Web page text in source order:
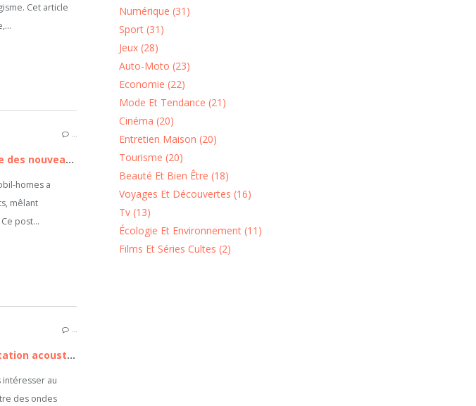
Cet article
…
L'esthétique extérieure des nouveaux modèles de mobil homes
homes a
mêlant
post...
…
Le phénomène de cavitation acoustique expliqué
intéresser au
des ondes
Numérique (31)
Sport (31)
Jeux (28)
Auto-Moto (23)
Economie (22)
Mode Et Tendance (21)
Cinéma (20)
Entretien Maison (20)
Tourisme (20)
Beauté Et Bien Être (18)
Voyages Et Découvertes (16)
Tv (13)
Écologie Et Environnement (11)
Films Et Séries Cultes (2)